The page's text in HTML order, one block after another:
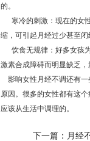
的。
寒冷的刺激：现在的女性
缩，可引起月经过少甚至闭
饮食无规律：好多女孩为
激素合成障碍而明显缺乏
影响女性月经不调还有一
原因。很多的女性都有这
应该从生活中调理的。
下一篇： 月经